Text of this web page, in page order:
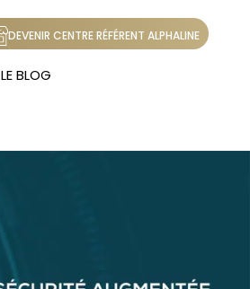
DEVENIR CENTRE RÉFÉRENT ALPHALINE
LE BLOG